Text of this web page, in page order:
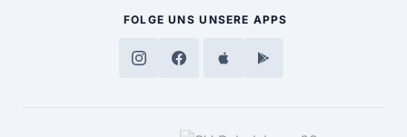
FOLGE UNS UNSERE APPS